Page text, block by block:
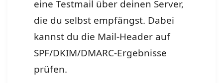
eine Testmail über deinen Server,
die du selbst empfängst. Dabei
kannst du die Mail-Header auf
SPF/DKIM/DMARC-Ergebnisse
prüfen.